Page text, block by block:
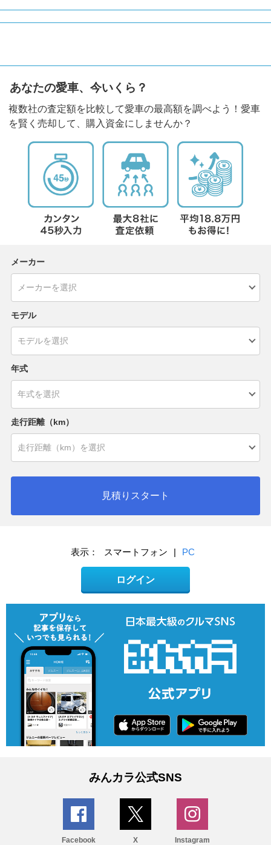
あなたの愛車、今いくら？
複数社の査定額を比較して愛車の最高額を調べよう！愛車
を賢く売却して、購入資金にしませんか？
メーカー
モデル
年式
走行距離（km）
見積りスタート
表示： スマートフォン | PC
ログイン
みんカラ公式SNS
Facebook X Instagram